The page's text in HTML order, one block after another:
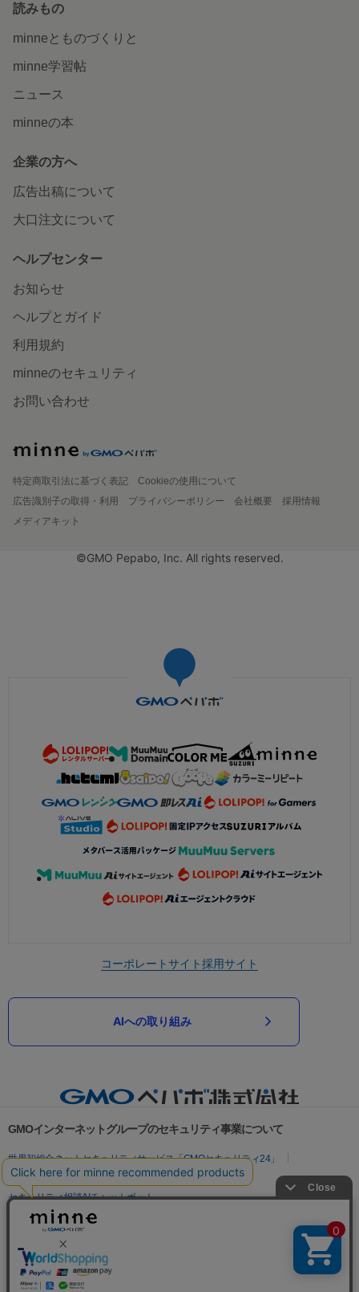
読みもの
minneとものづくりと
minne学習帖
ニュース
minneの本
企業の方へ
広告出稿について
大口注文について
ヘルプセンター
お知らせ
ヘルプとガイド
利用規約
minneのセキュリティ
お問い合わせ
特定商取引法に基づく表記
Cookieの使用について
広告識別子の取得・利用
プライバシーポリシー 会社概要
採用情報
メディアキット
©GMO Pepabo, Inc. All rights reserved.
コーポレートサイト採用サイト
AIへの取り組み
GMOインターネットグループのセキュリティ事業について
世界初総合ネットセキュリティサービス「GMOセキュリティ24」
パスワード漏洩診断
Webサイトリスク診断
セキュリティ相談AIチャットボット
実在証明・盗聴対策
サイバー攻撃対策（GMO Flatt Security）
セキュリティ事業の軌跡